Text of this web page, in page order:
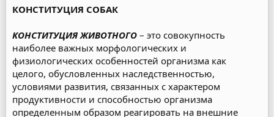
КОНСТИТУЦИЯ СОБАК
КОНСТИТУЦИЯ ЖИВОТНОГО – это совокупность
наиболее важных морфологических и
физиологических особенностей организма как
целого, обусловленных наследственностью,
условиями развития, связанных с характером
продуктивности и способностью организма
определенным образом реагировать на внешние